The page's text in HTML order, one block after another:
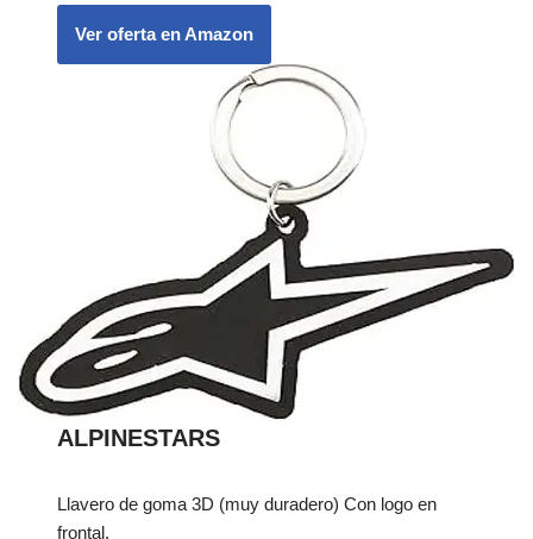
Ver oferta en Amazon
ALPINESTARS
Llavero de goma 3D (muy duradero) Con logo en
frontal.